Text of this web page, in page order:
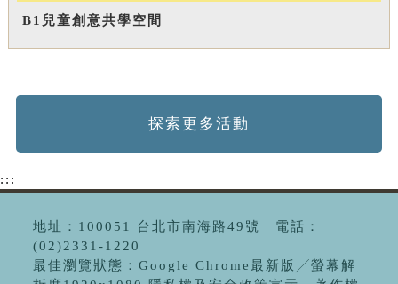
B1兒童創意共學空間
探索更多活動
:::
地址：100051 台北市南海路49號 | 電話：
(02)2331-1220
最佳瀏覽狀態：Google Chrome最新版╱螢幕解